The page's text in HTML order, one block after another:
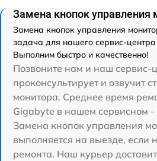
Замена кнопок управления
Замена кнопок управления
задача для нашего сервис-
Выполним быстро и качественно!
Позвоните нам и наш сервис-
проконсультирует и озвучит
монитора. Среднее время
Gigabyte в нашем сервисном -
Замена кнопок управления
выполняется на выезде, если
ремонта. Наш курьер